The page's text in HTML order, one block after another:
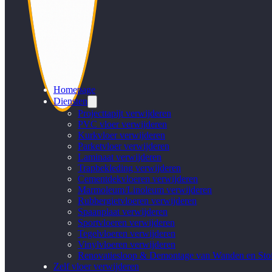
Homepage
Diensten
Projecttapijt verwijderen
PVC vloer verwijderen
Kurkvloer verwijderen
Parketvloer verwijderen
Laminaat verwijderen
Trapbekleding verwijderen
Cementdekvloeren verwijderen
Marmoleum/Linoleum verwijderen
Rubbergietvloeren verwijderen
Spaanplaat verwijderen
Sportvloeren verwijderen
Tegelvloeren verwijderen
Vinylvloeren verwijderen
Renovatiesloop & Demontage van Wanden en
Zelf vloer verwijderen